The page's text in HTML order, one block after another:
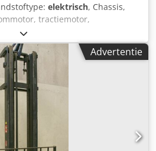
elektrisch, Chassis,
tractiemotor,
vorkheftrucks -met:
Dwg. Nee. 5.44.181 -1 stuk
01423 -Aantal: 2x
-Prijs: per stuk -Maten:
Apjc H S Efehok -gewicht: 32 kg
Advertentie